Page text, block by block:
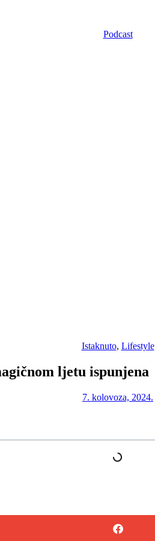
Podcast
Istaknuto, Lifestyle
ljetu ispunjena
7. kolovoza, 2024.